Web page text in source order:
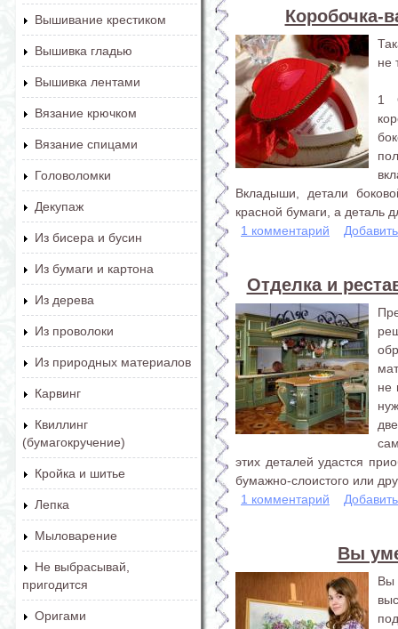
Вышивание крестиком
Вышивка гладью
Вышивка лентами
Вязание крючком
Вязание спицами
Головоломки
Декупаж
Из бисера и бусин
Из бумаги и картона
Из дерева
Из проволоки
Из природных материалов
Карвинг
Квиллинг
(бумагокручение)
Кройка и шитье
Лепка
Мыловарение
Не выбрасывай,
пригодится
Оригами
Коробочка-
не
1
Вкладыши, детали
красной бумаги, а деталь
1 комментарий
Отделка и
не
этих деталей удастся
бумажно-слоистого или
1 комментарий
Вы
Вы